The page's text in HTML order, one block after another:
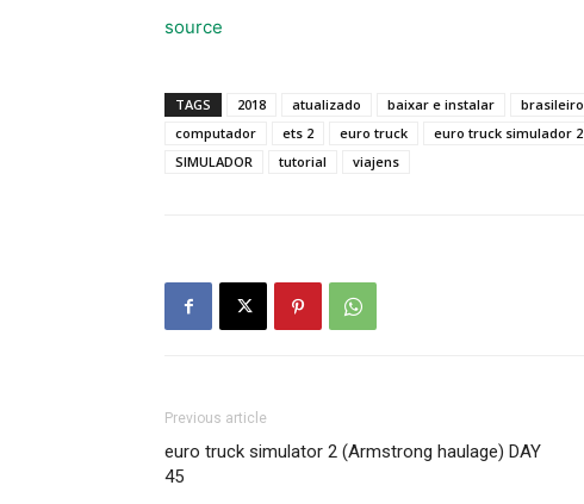
source
TAGS 2018 atualizado baixar e instalar brasileiro
computador
ets 2 euro truck euro truck simulador 2
SIMULADOR
tutorial viajens
Previous article
euro truck simulator 2 (Armstrong haulage) DAY
45